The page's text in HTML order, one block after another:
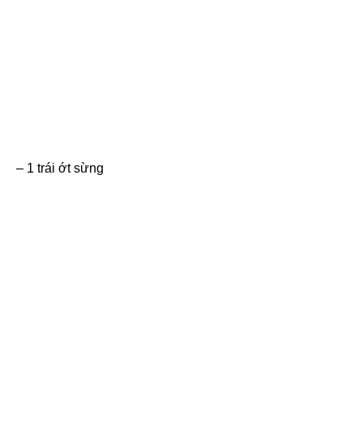
– 1 trái ớt sừng